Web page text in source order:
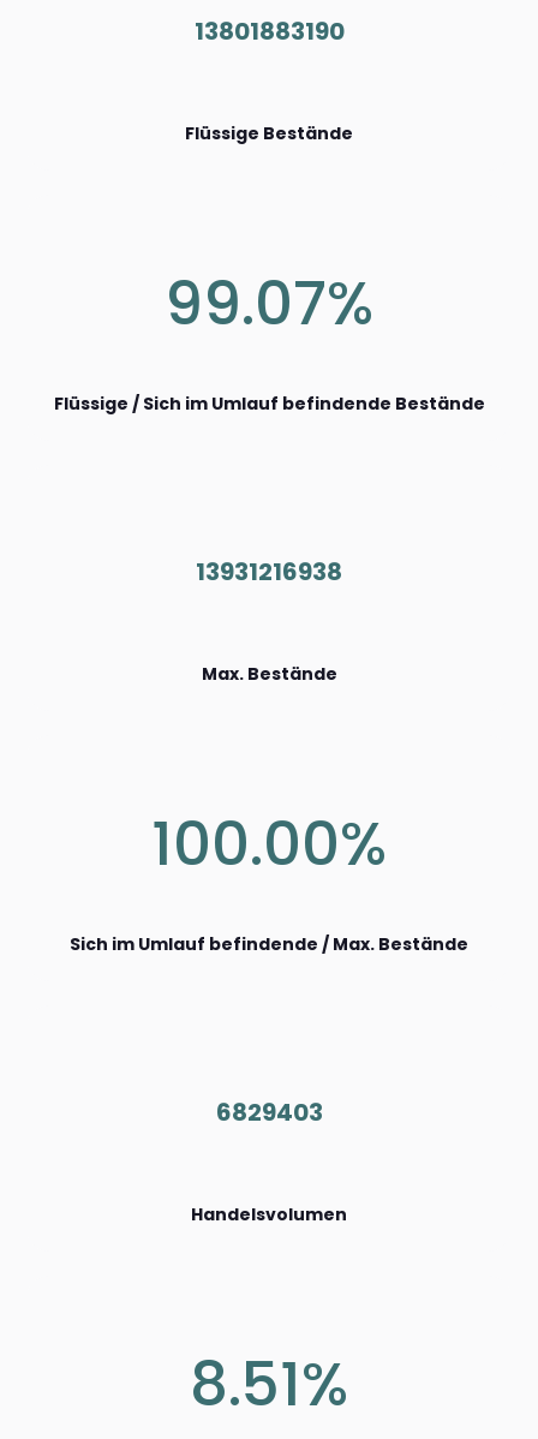
13801883190
Flüssige Bestände
99.07%
Flüssige / Sich im Umlauf befindende Bestände
13931216938
Max. Bestände
100.00%
Sich im Umlauf befindende / Max. Bestände
6829403
Handelsvolumen
8.51%